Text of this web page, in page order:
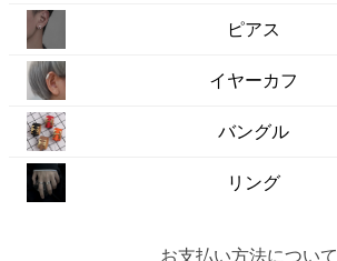
ピアス
イヤーカフ
バングル
リング
お支払い方法について